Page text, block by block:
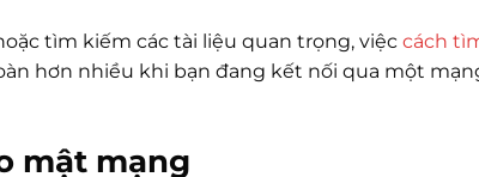
tìm kiếm các tài liệu quan trọng, việc cách
hơn nhiều khi bạn đang kết nối qua một
mật mạng